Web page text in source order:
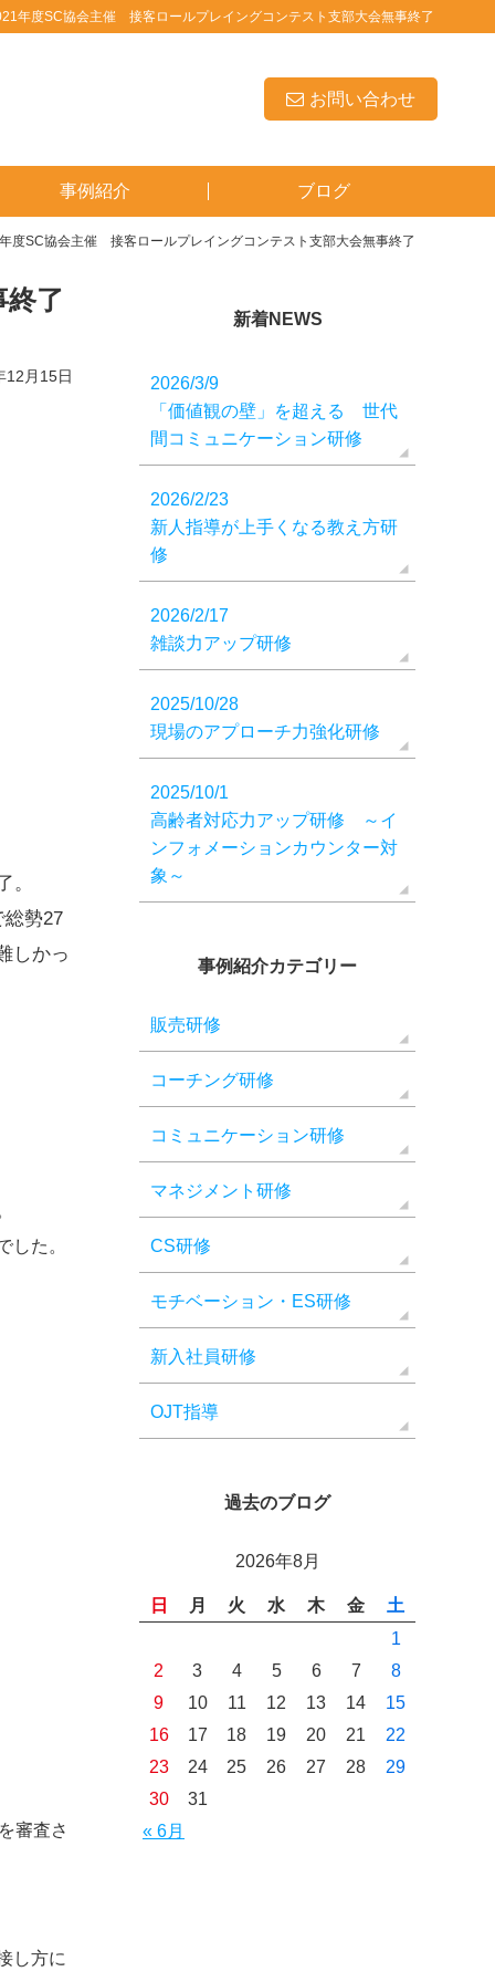
年度SC協会主催 接客ロールプレイングコンテスト支部大会無事終了
お問い合わせ
事例紹介 ブログ
度SC協会主催 接客ロールプレイングコンテスト支部大会無事終了
了
12月15日
。
総勢27
しかっ
した。
審査さ
し方に
新着NEWS
2026/3/9
「価値観の壁」を超える 世代
間コミュニケーション研修
2026/2/23
新人指導が上手くなる教え方研
修
2026/2/17
雑談力アップ研修
2025/10/28
現場のアプローチ力強化研修
2025/10/1
高齢者対応力アップ研修 ～イ
ンフォメーションカウンター対
象～
事例紹介カテゴリー
販売研修
コーチング研修
コミュニケーション研修
マネジメント研修
CS研修
モチベーション・ES研修
新入社員研修
OJT指導
過去のブログ
2026年8月
日 月 火 水 木 金 土
« 6月
1
2
3 4 5 6 7
8
9
10 11 12 13 14
15
16
17 18 19 20 21
22
23
24 25 26 27 28
29
30
31